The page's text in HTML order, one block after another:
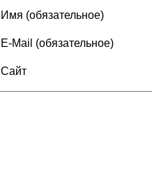
Имя (обязательное)
E-Mail (обязательное)
Сайт